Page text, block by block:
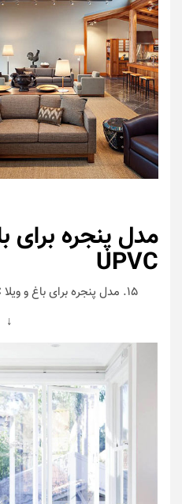
مدل پنجره برای
UPVC
۱۵. مدل پنجره برای باغ و ویلا UPVC سه تکه سفید رنگ
↓